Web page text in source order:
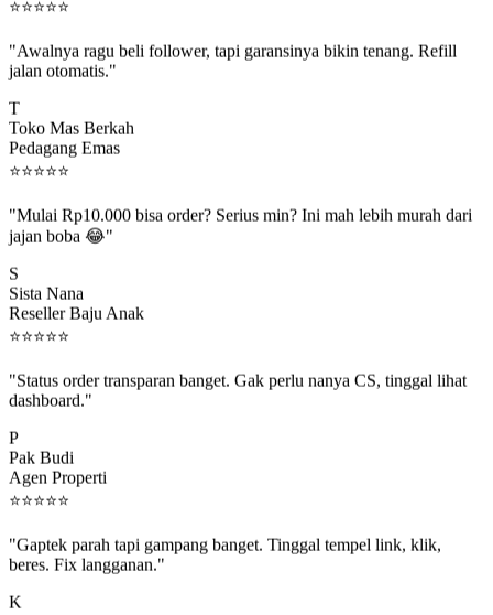
jalan otomatis."
Toko Mas Berkah
Pedagang Emas
⭐⭐⭐⭐⭐
jajan boba 😂"
Sista Nana
Reseller Baju Anak
⭐⭐⭐⭐⭐
dashboard."
Pak Budi
Agen Properti
⭐⭐⭐⭐⭐
beres. Fix langganan."
Kang Ojol